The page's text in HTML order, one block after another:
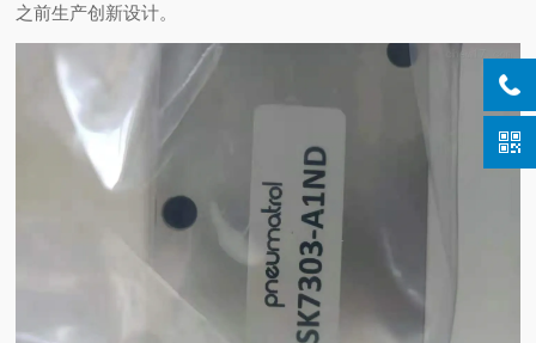
之前生产创新设计。